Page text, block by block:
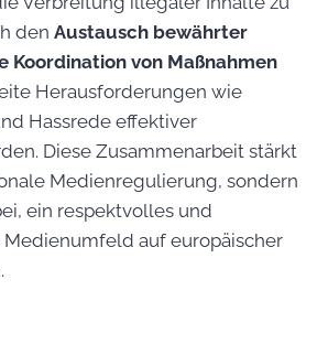
den Austausch bewährter
Koordination von Maßnahmen
Herausforderungen wie
Hassrede effektiver
Diese Zusammenarbeit stärkt
Medienregulierung, sondern
ein respektvolles und
auf europäischer